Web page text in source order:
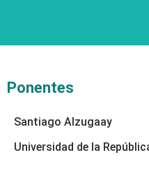
Ponentes
Santiago Alzugaay
Universidad de la